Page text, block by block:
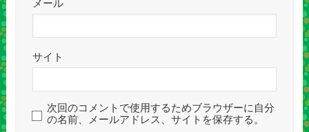
メール
サイト
次回のコメントで使用するためブラウザーに自分
の名前、メールアドレス、サイトを保存する。